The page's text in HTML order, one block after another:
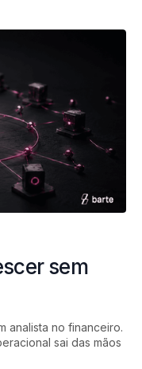
sem
analista no financeiro.
sai das mãos